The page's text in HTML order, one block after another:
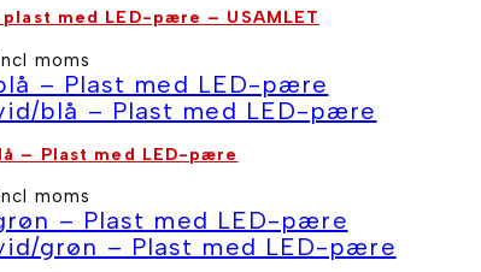
med LED-pære – USAMLET
moms
– Plast med LED-pære
moms